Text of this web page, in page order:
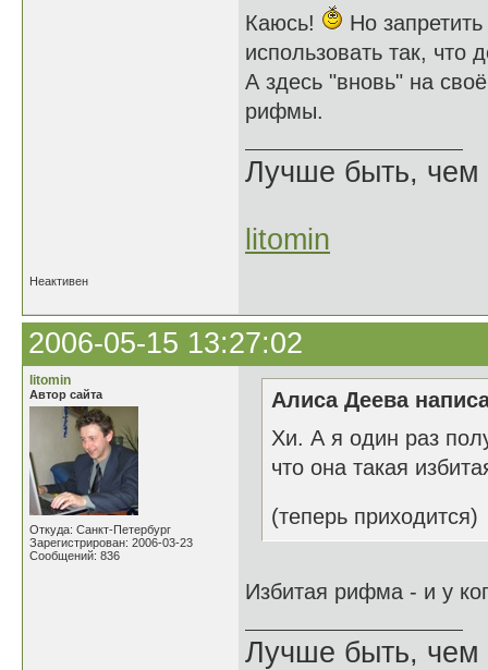
Каюсь!
Но
использовать так, что
А здесь "вновь" на
рифмы.
Лучше быть, чем
litomin
Неактивен
2006-05-15 13:27:02
litomin
Автор сайта
Откуда: Санкт-Петербург
Зарегистрирован: 2006-03-23
Сообщений: 836
Алиса Деева
Хи. А я один раз
что она такая
(теперь приходится)
Избитая рифма - и у
Лучше быть, чем